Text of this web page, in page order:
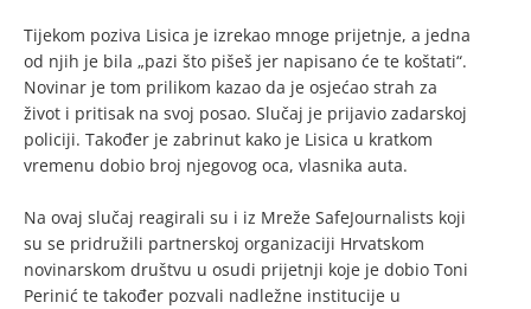
Tijekom poziva Lisica je izrekao mnoge prijetnje, a jedna
od njih je bila „pazi što pišeš jer napisano će te koštati“.
Novinar je tom prilikom kazao da je osjećao strah za
život i pritisak na svoj posao. Slučaj je prijavio zadarskoj
policiji. Također je zabrinut kako je Lisica u kratkom
vremenu dobio broj njegovog oca, vlasnika auta.
Na ovaj slučaj reagirali su i iz Mreže SafeJournalists koji
su se pridružili partnerskoj organizaciji Hrvatskom
novinarskom društvu u osudi prijetnji koje je dobio Toni
Perinić te također pozvali nadležne institucije u